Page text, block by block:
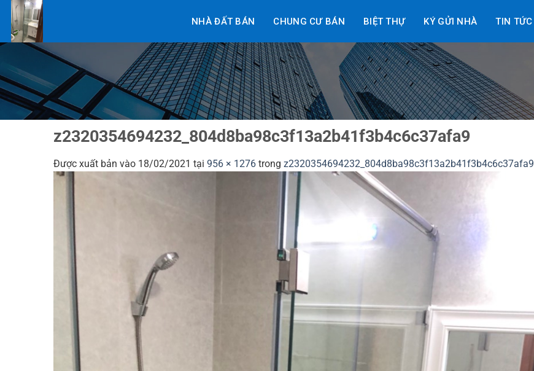
qua
nội
NHÀ ĐẤT BÁN CHUNG CƯ BÁN BIỆT THỰ KÝ GỬI NHÀ TIN TỨC
z2320354694232_804d8ba98c3f13a2b41f3b4c6c37afa9
Được xuất bản vào 18/02/2021 tại 956 × 1276 trong z2320354694232_804d8ba98c3f13a2b41f3b4c6c37afa9